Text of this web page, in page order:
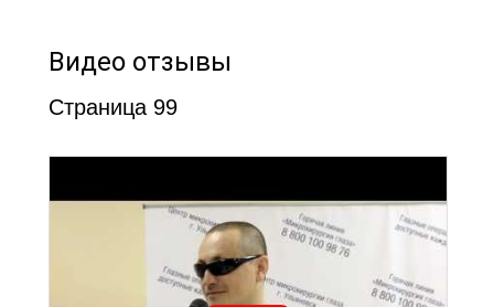
Видео отзывы
Страница 99